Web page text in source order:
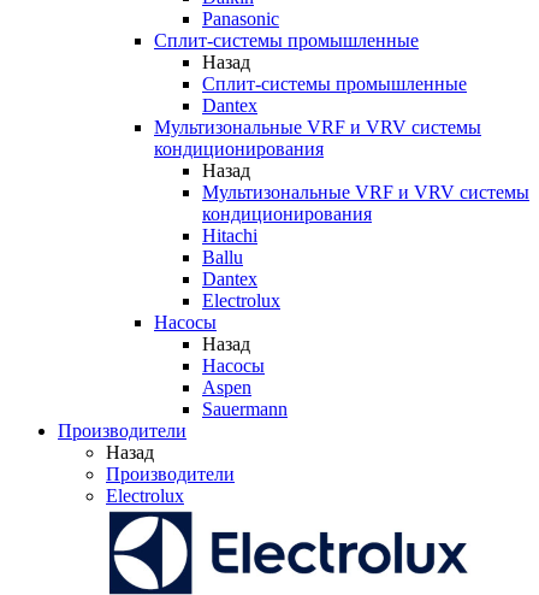
Panasonic
Сплит-системы промышленные
Назад
Сплит-системы промышленные
Dantex
Мультизональные VRF и VRV системы
кондиционирования
Назад
Мультизональные VRF и VRV системы
кондиционирования
Hitachi
Ballu
Dantex
Electrolux
Насосы
Назад
Насосы
Aspen
Sauermann
Производители
Назад
Производители
Electrolux